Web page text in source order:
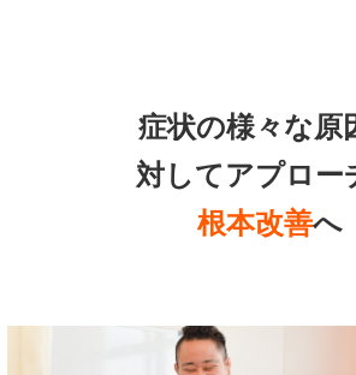
症状の様々な原
対してアプロー
根本改善へ